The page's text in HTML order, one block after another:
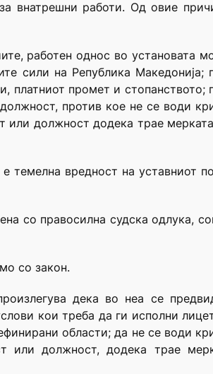
внатрешни работи. Од овие
работен однос во установата
сили на Република Македонија;
платниот промет и стопанството;
против кое не се води
или должност додека трае
темелна вредност на уставниот
со правосилна судска одлука,
со закон.
дека во неа се
кои треба да ги исполни
области; да не се води
или должност, додека трае